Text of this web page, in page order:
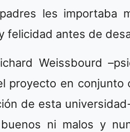
les importaba
felicidad antes de
Weissbourd
proyecto en conjunto
de esta
ni malos y